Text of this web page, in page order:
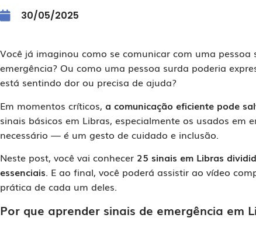
30/05/2025
Você já imaginou como se comunicar com uma
emergência? Ou como uma pessoa surda poderia
está sentindo dor ou precisa de ajuda?
Em momentos críticos, a comunicação eficiente pode
sinais básicos em Libras, especialmente os usados em
necessário — é um gesto de cuidado e inclusão.
Neste post, você vai conhecer 25 sinais em Libras
essenciais. E ao final, você poderá assistir ao vídeo
prática de cada um deles.
Por que aprender sinais de emergência em